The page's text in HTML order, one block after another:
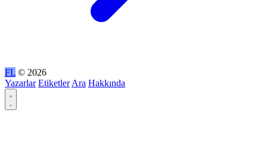
FL © 2026
Yazarlar Etiketler Ara Hakkında